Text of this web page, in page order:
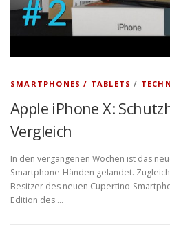
SMARTPHONES / TABLETS /
Apple iPhone X:
Vergleich
In den vergangenen Wochen ist das
Smartphone-Händen gelandet.
Besitzer des neuen Cupertino-
Edition des …